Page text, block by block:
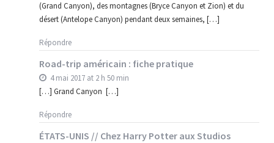
(Grand Canyon), des montagnes (Bryce Canyon et Zion) et du
désert (Antelope Canyon) pendant deux semaines, […]
Répondre
Road-trip américain : fiche pratique
4 mai 2017 at 2 h 50 min
[…] Grand Canyon […]
Répondre
ÉTATS-UNIS // Chez Harry Potter aux Studios